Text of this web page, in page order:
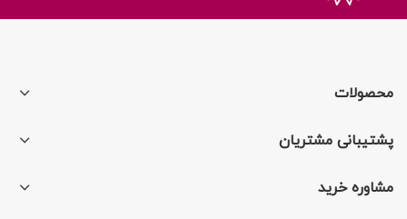
محصولات
پشتیبانی مشتریان
مشاوره خرید